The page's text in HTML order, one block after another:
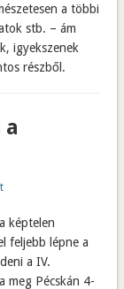
a többi
stb. – ám
igyekszenek
részből.
a
képtelen
feljebb lépne a
a IV.
meg Pécskán 4-